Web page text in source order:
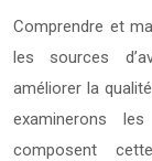
Comprendre et
les sources
améliorer la
examinerons
composent